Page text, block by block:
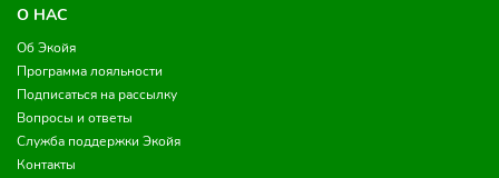
О НАС
Об Экойя
Программа лояльности
Подписаться на рассылку
Вопросы и ответы
Служба поддержки Экойя
Контакты